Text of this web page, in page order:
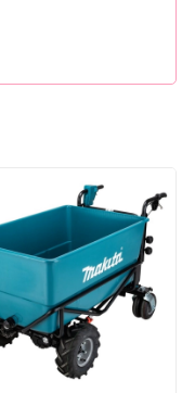
Broom, Black